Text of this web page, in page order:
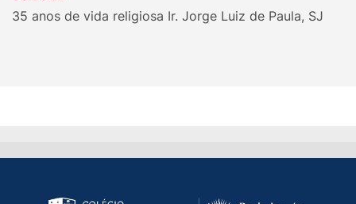
35 anos de vida religiosa Ir. Jorge Luiz de Paula, SJ